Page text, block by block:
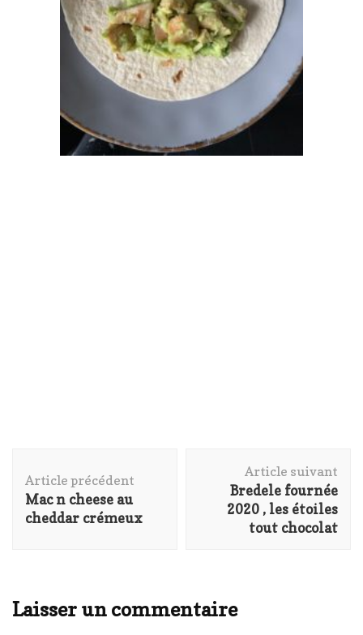
d'article
Article précédent
Mac n cheese au
cheddar crémeux
Article suivant
Bredele fournée
2020 , les étoiles
tout chocolat
Laisser un commentaire